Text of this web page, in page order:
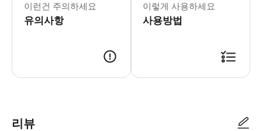
이런건 주의하세요
유의사항
이렇게 사용하세요
사용방법
리뷰